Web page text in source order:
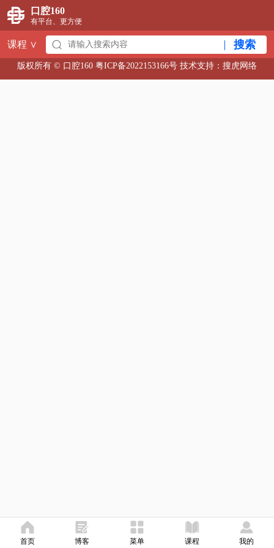
口腔160
有平台、更方便
首页 博客 菜单 课程 我的
课程 ∨ 搜索
版权所有 © 口腔160 粤ICP备2022153166号 技术支持： 搜虎网络